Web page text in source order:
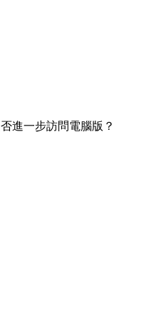
進一步訪問電腦版？